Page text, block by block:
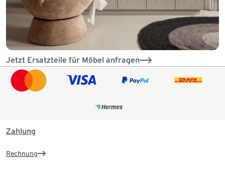
Jetzt Ersatzteile für Möbel anfragen
Zahlung
Rechnung